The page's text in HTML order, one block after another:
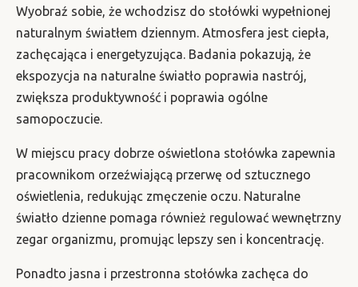
Wyobraź sobie, że wchodzisz do stołówki wypełnionej
naturalnym światłem dziennym. Atmosfera jest ciepła,
zachęcająca i energetyzująca. Badania pokazują, że
ekspozycja na naturalne światło poprawia nastrój,
zwiększa produktywność i poprawia ogólne
samopoczucie.
W miejscu pracy dobrze oświetlona stołówka zapewnia
pracownikom orzeźwiającą przerwę od sztucznego
oświetlenia, redukując zmęczenie oczu. Naturalne
światło dzienne pomaga również regulować wewnętrzny
zegar organizmu, promując lepszy sen i koncentrację.
Ponadto jasna i przestronna stołówka zachęca do